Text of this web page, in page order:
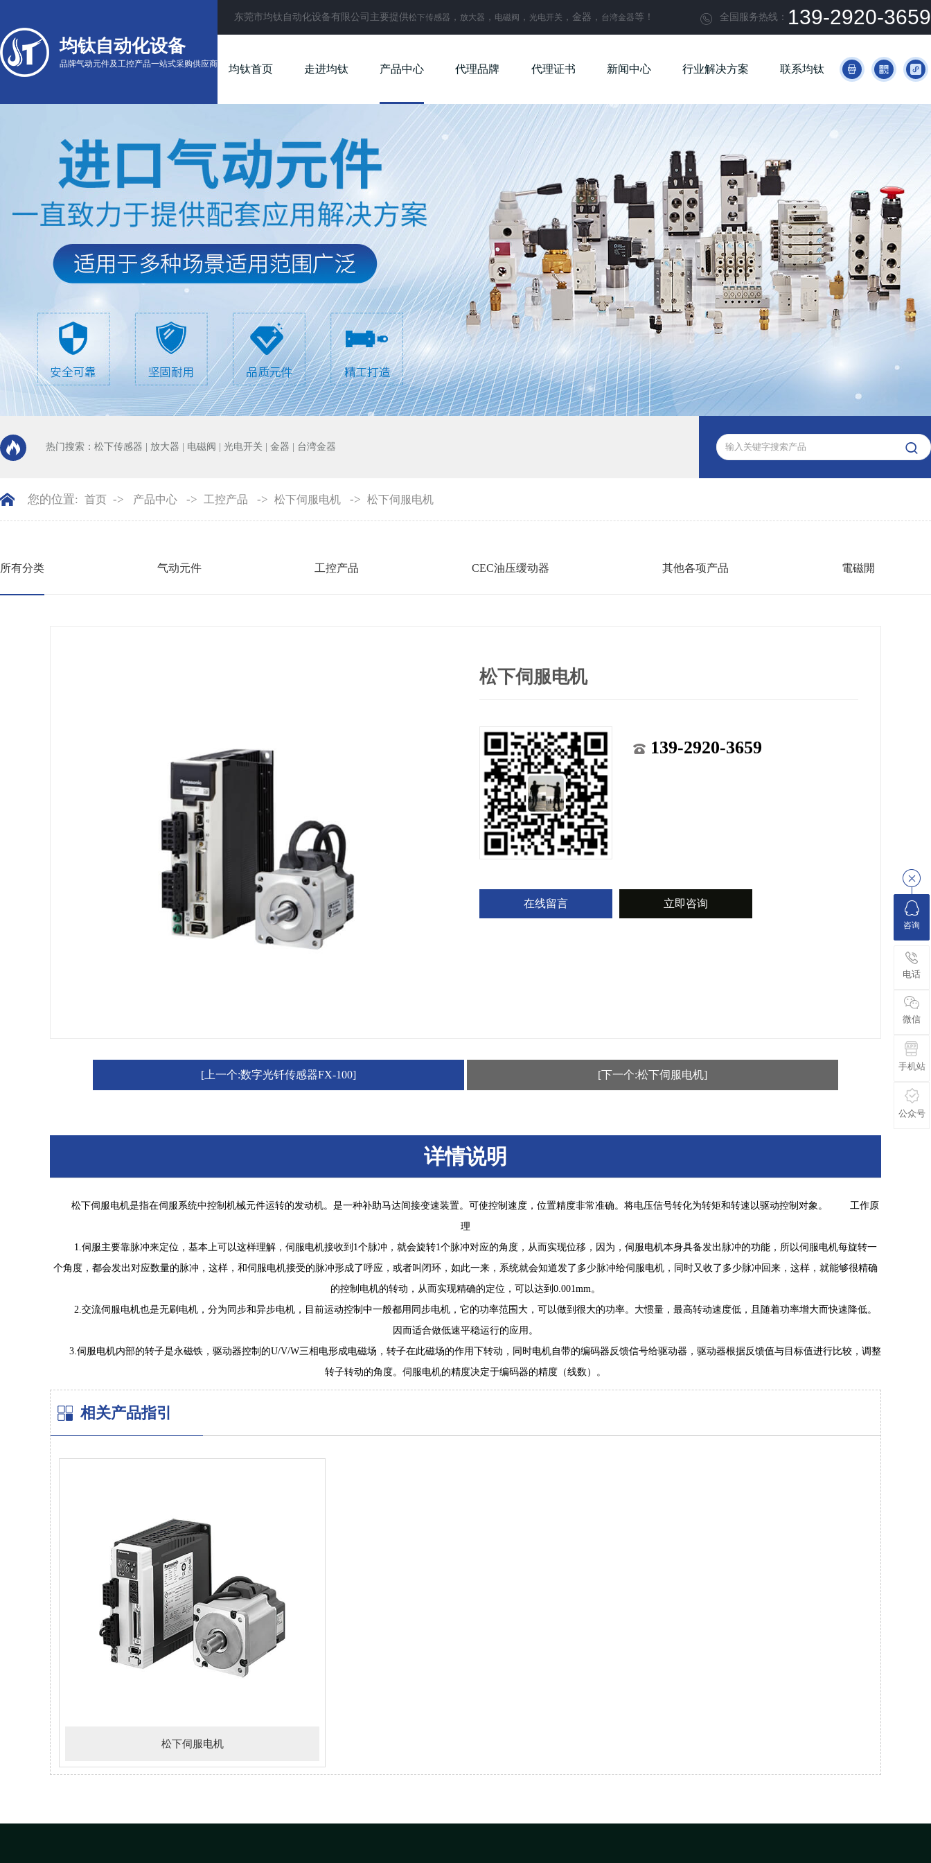
均钛自动化设备
品牌气动元件及工控产品一站式采购供应商
东莞市均钛自动化设备有限公司主要提供松下传感器 ， 放大器 ， 电磁阀 ， 光电开关 ，金器， 台湾金器等！  全国服务热线： 139-2920-3659
均钛首页 走进均钛 产品中心 代理品牌 代理证书 新闻中心 行业解决方案 联系均钛   
热门搜索： 松下传感器 放大器 电磁阀 光电开关 金器 台湾金器 
您的位置: 首页 -> 产品中心 -> 工控产品 -> 松下伺服电机 -> 松下伺服电机
所有分类 气动元件 工控产品 CEC油压缓动器 其他各项产品 電磁閞
松下伺服电机
139-2920-3659
在线留言 立即咨询
[上一个:数字光钎传感器FX-100] [下一个:松下伺服电机]
详情说明
松下伺服电机是指在伺服系统中控制机械元件运转的发动机。是一种补助马达间接变速装置。可使控制速度，位置精度非常准确。将电压信号转化为转矩和转速以驱动控制对象。 工作原
理
1.伺服主要靠脉冲来定位，基本上可以这样理解，伺服电机接收到1个脉冲，就会旋转1个脉冲对应的角度，从而实现位移，因为，伺服电机本身具备发出脉冲的功能，所以伺服电机每旋转一
个角度，都会发出对应数量的脉冲，这样，和伺服电机接受的脉冲形成了呼应，或者叫闭环，如此一来，系统就会知道发了多少脉冲给伺服电机，同时又收了多少脉冲回来，这样，就能够很精确
的控制电机的转动，从而实现精确的定位，可以达到0.001mm。
2.交流伺服电机也是无刷电机，分为同步和异步电机，目前运动控制中一般都用同步电机，它的功率范围大，可以做到很大的功率。大惯量，最高转动速度低，且随着功率增大而快速降低。
因而适合做低速平稳运行的应用。
3.伺服电机内部的转子是永磁铁，驱动器控制的U/V/W三相电形成电磁场，转子在此磁场的作用下转动，同时电机自带的编码器反馈信号给驱动器，驱动器根据反馈值与目标值进行比较，调整
转子转动的角度。伺服电机的精度决定于编码器的精度（线数）。
相关产品指引
松下伺服电机
咨询
电话
微信
手机站
公众号